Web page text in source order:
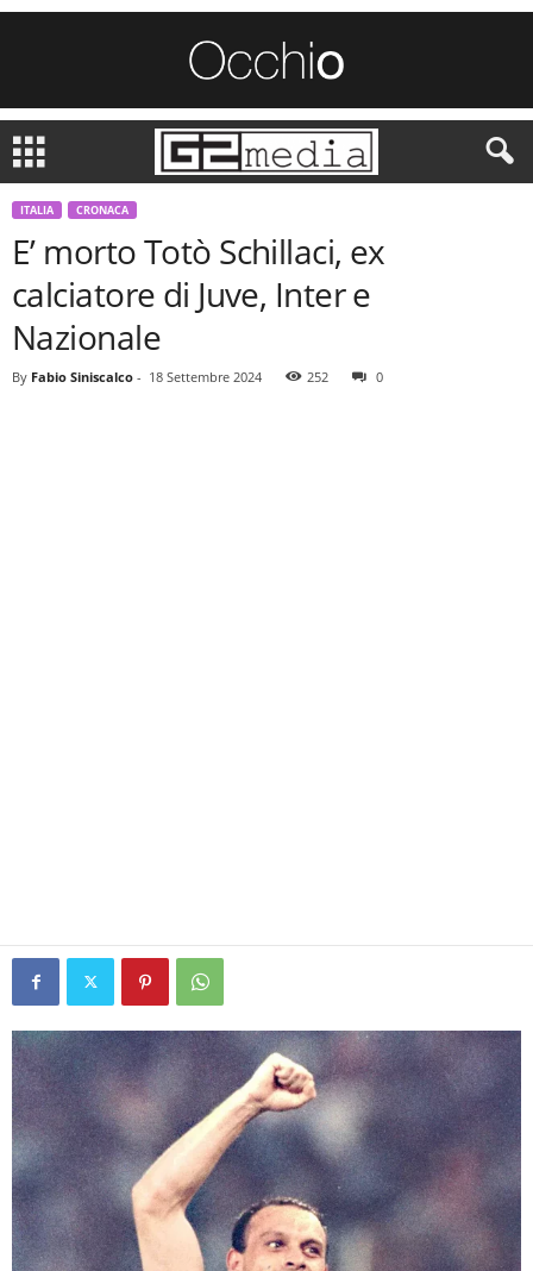
ITALIA CRONACA
E’ morto Totò Schillaci, ex
calciatore di Juve, Inter e
Nazionale
By Fabio Siniscalco - 18 Settembre 2024 252 0